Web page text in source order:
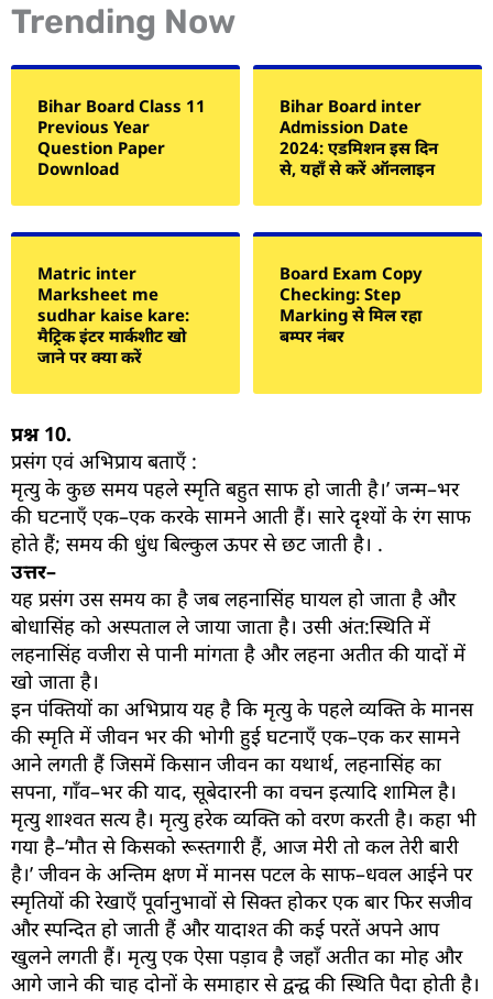
Trending Now
Bihar Board Class 11
Previous Year
Question Paper
Download
Bihar Board inter
Admission Date
2024: एडमिशन इस दिन
से, यहाँ से करें ऑनलाइन
Matric inter
Marksheet me
sudhar kaise kare:
मैट्रिक इंटर मार्कशीट खो
जाने पर क्या करें
Board Exam Copy
Checking: Step
Marking से मिल रहा
बम्पर नंबर
प्रश्न 10.
प्रसंग एवं अभिप्राय बताएँ :
मृत्यु के कुछ समय पहले स्मृति बहुत साफ हो जाती है।’ जन्म–भर
की घटनाएँ एक–एक करके सामने आती हैं। सारे दृश्यों के रंग साफ
होते हैं; समय की धुंध बिल्कुल ऊपर से छट जाती है। .
उत्तर–
यह प्रसंग उस समय का है जब लहनासिंह घायल हो जाता है और
बोधासिंह को अस्पताल ले जाया जाता है। उसी अंत:स्थिति में
लहनासिंह वजीरा से पानी मांगता है और लहना अतीत की यादों में
खो जाता है।
इन पंक्तियों का अभिप्राय यह है कि मृत्यु के पहले व्यक्ति के मानस
की स्मृति में जीवन भर की भोगी हुई घटनाएँ एक–एक कर सामने
आने लगती हैं जिसमें किसान जीवन का यथार्थ, लहनासिंह का
सपना, गाँव–भर की याद, सूबेदारनी का वचन इत्यादि शामिल है।
मृत्यु शाश्वत सत्य है। मृत्यु हरेक व्यक्ति को वरण करती है। कहा भी
गया है–’मौत से किसको रूस्तगारी हैं, आज मेरी तो कल तेरी बारी
है।’ जीवन के अन्तिम क्षण में मानस पटल के साफ–धवल आईने पर
स्मृतियों की रेखाएँ पूर्वानुभावों से सिक्त होकर एक बार फिर सजीव
और स्पन्दित हो जाती हैं और यादाश्त की कई परतें अपने आप
खुलने लगती हैं। मृत्यु एक ऐसा पड़ाव है जहाँ अतीत का मोह और
आगे जाने की चाह दोनों के समाहार से द्वन्द्व की स्थिति पैदा होती है।